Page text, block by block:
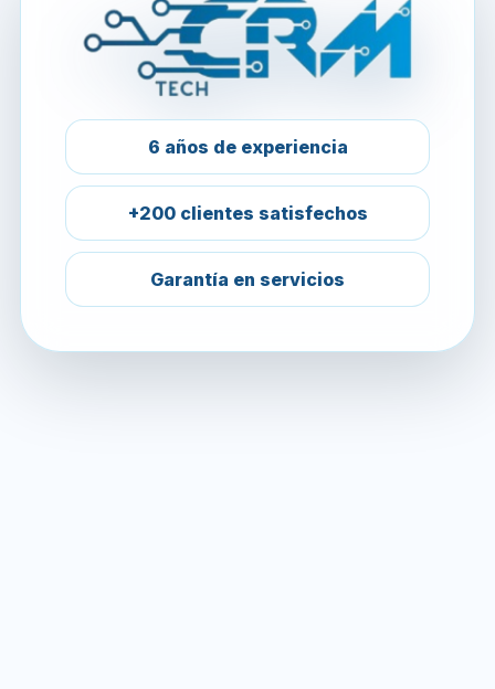
6 años de experiencia
+200 clientes satisfechos
Garantía en servicios